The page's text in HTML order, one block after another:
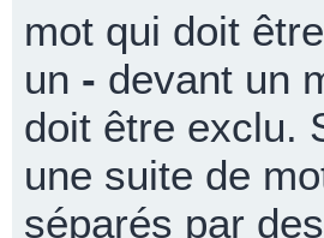
mot qui doit
un - devant un
doit être exclu.
une suite de
séparés par des